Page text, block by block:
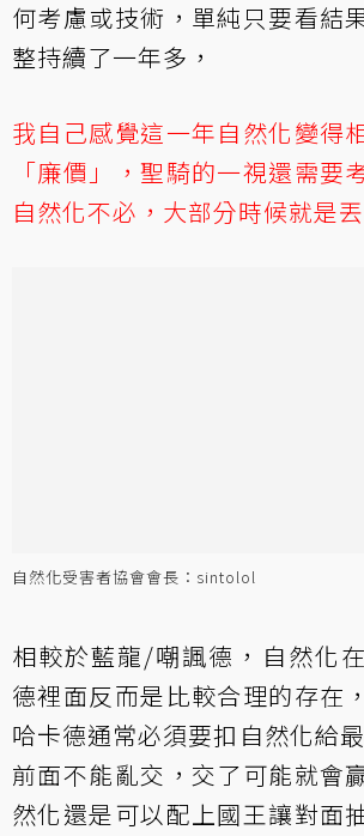
何考慮或技術，單純只要看結
整持續了一年多，
我自己感覺這一年自然化變得
「廉價」，聖騎的一視還需要
自然化不必，大部分時候就是
自然化受害者協會會長：sintolol
相較於藍龍/嘲諷德，自然化
德裡面反而是比較合理的存在
哈卡德通常必須要扣自然化給
前面不能亂交，交了可能就會
然化還是可以配上國王讓對面